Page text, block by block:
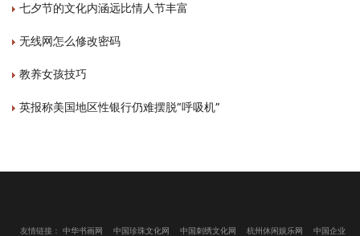
七夕节的文化内涵远比情人节丰富
无线网怎么修改密码
教养女孩技巧
英报称美国地区性银行仍难摆脱“呼吸机”
友情链接： 中华书画网 中国珍珠文化网 中国刺绣文化网 杭州休闲娱乐网 中国企业